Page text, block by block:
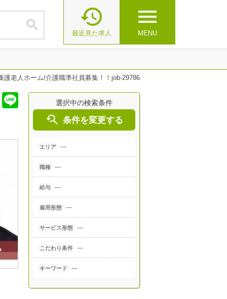
 menu
MENU

最近見た求人
護老人ホーム/介護職準社員募集！！job-29786
選択中の検索条件
 条件を変更する
エリア ---
職種 ---
給与 ---
雇用形態 ---
サービス形態 ---
こだわり条件 ---
キーワード ---